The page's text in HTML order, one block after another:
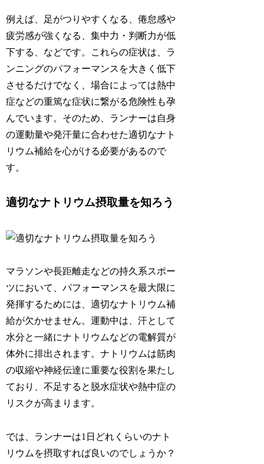
例えば、
足がつりやすくなる、倦怠感や
疲労感が強くなる、集中力・判断力が低
下する
、などです。これらの症状は、ラ
ンニングのパフォーマンスを大きく低下
させるだけでなく、場合によっては熱中
症などの重篤な症状に繋がる危険性も孕
んでいます。そのため、ランナーは自身
の運動量や発汗量に合わせた適切なナト
リウム補給を心がける必要があるので
す。
適切なナトリウム摂取量を知ろう
マラソンや長距離走などの持久系スポー
ツにおいて、パフォーマンスを最大限に
発揮するためには、適切なナトリウム補
給が欠かせません。運動中は、汗として
水分と一緒にナトリウムなどの電解質が
体外に排出されます。ナトリウムは筋肉
の収縮や神経伝達に重要な役割を果たし
ており、不足すると 脱水症状や熱中症の
リスクが高まります。
では、ランナーは1日どれくらいのナト
リウムを摂取すれば良いのでしょうか？